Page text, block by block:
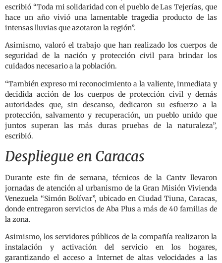
escribió “Toda mi solidaridad con el pueblo de Las Tejerías, que
hace un año vivió una lamentable tragedia producto de las
intensas lluvias que azotaron la región”.
Asimismo, valoró el trabajo que han realizado los cuerpos de
seguridad de la nación y protección civil para brindar los
cuidados necesario a la población.
“También expreso mi reconocimiento a la valiente, inmediata y
decidida acción de los cuerpos de protección civil y demás
autoridades que, sin descanso, dedicaron su esfuerzo a la
protección, salvamento y recuperación, un pueblo unido que
juntos superan las más duras pruebas de la naturaleza”,
escribió.
Despliegue en Caracas
Durante este fin de semana, técnicos de la Cantv llevaron
jornadas de atención al urbanismo de la Gran Misión Vivienda
Venezuela “Simón Bolívar”, ubicado en Ciudad Tiuna, Caracas,
donde entregaron servicios de Aba Plus a más de 40 familias de
la zona.
Asimismo, los servidores públicos de la compañía realizaron la
instalación y activación del servicio en los hogares,
garantizando el acceso a Internet de altas velocidades a las